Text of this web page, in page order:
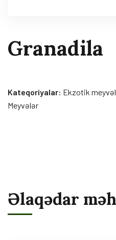
Granadila
Kateqoriyalar: Ekzotik
Meyvələr
Əlaqədar